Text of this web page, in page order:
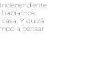
habíamos
Y quizá
a pensar